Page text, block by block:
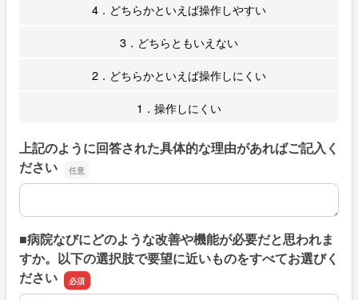
4．どちらかといえば操作しやすい
3．どちらともいえない
2．どちらかといえば操作しにくい
1．操作しにくい
上記のように回答された具体的な理由があればご記入く
ださい
上記のように回答された具体的な理由があればご記入くだ
■病院なびにどのような改善や機能が必要だと思われま
すか。以下の選択肢で要望に近いものをすべてお選びく
ださい